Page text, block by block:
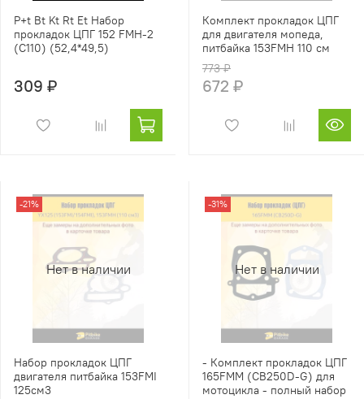
P+t Bt Kt Rt Et Набор
прокладок ЦПГ 152 FMH-2
(C110) (52,4*49,5)
309 ₽
Комплект прокладок ЦПГ
для двигателя мопеда,
питбайка 153FMH 110 см
773 ₽
672 ₽
Нет в наличии
-21%
Набор прокладок ЦПГ
двигателя питбайка 153FMI
125см3
Нет в наличии
-31%
- Комплект прокладок ЦПГ
165FMM (CB250D-G) для
мотоцикла - полный набор